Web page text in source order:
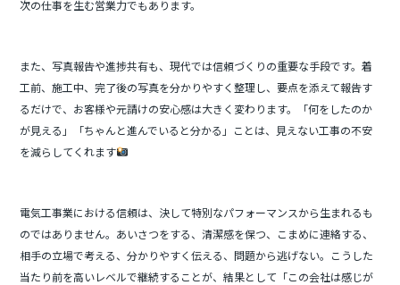
次の仕事を生む営業力でもあります。
また、写真報告や進捗共有も、現代では信頼づくりの重要な手段です。着
工前、施工中、完了後の写真を分かりやすく整理し、要点を添えて報告す
るだけで、お客様や元請けの安心感は大きく変わります。「何をしたのか
が見える」「ちゃんと進んでいると分かる」ことは、見えない工事の不安
を減らしてくれます
電気工事業における信頼は、決して特別なパフォーマンスから生まれるも
のではありません。あいさつをする、清潔感を保つ、こまめに連絡する、
相手の立場で考える、分かりやすく伝える、問題から逃げない。こうした
当たり前を高いレベルで継続することが、結果として「この会社は感じが